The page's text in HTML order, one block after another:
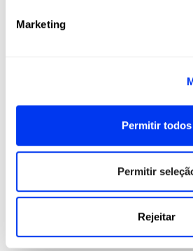
Marketing
Permitir todos
Permitir
Rejeitar
Junte-se à nossa comunidade e
o pickleball com a paixão,
All For Padel S.L., licenciado e